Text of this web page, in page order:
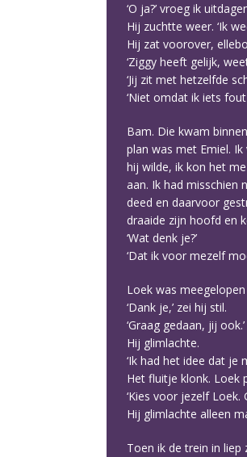
‘O ja?’ vroeg ik
Hij zuchtte weer. ‘Ik
Hij zat voorover,
‘Ziggy heeft gelijk,
‘Jij zit met hetzelfde
‘Niet omdat ik iets
Bam. Die kwam
plan was met Emiel.
hij wilde, ik kon het
aan. Ik had misschien
deed en daarvoor
draaide zijn hoofd en
‘Wat denk je?’
‘Dat ik voor mezelf
Loek was
‘Dank je,’ zei hij stil.
‘Graag gedaan, jij ook.’
Hij glimlachte.
‘Ik had het idee dat je
Het fluitje klonk. Loek
‘Kies voor jezelf Loek.
Hij glimlachte alleen
Toen ik de trein in